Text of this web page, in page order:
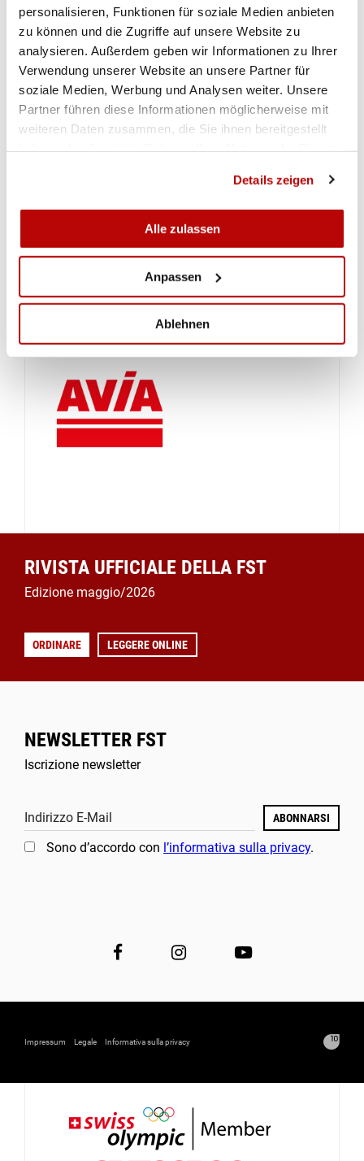
personalisieren, Funktionen für soziale Medien anbieten
zu können und die Zugriffe auf unsere Website zu
analysieren. Außerdem geben wir Informationen zu Ihrer
Verwendung unserer Website an unsere Partner für
soziale Medien, Werbung und Analysen weiter. Unsere
Partner führen diese Informationen möglicherweise mit
weiteren Daten zusammen, die Sie ihnen bereitgestellt
Details zeigen
Alle zulassen
Anpassen
Ablehnen
RIVISTA UFFICIALE DELLA FST
Edizione maggio/2026
ORDINARE LEGGERE ONLINE
NEWSLETTER FST
Iscrizione newsletter
Indirizzo E-Mail ABONNARSI
Sono d’accordo con l’informativa sulla privacy.
Impressum Legale Informativa sulla privacy